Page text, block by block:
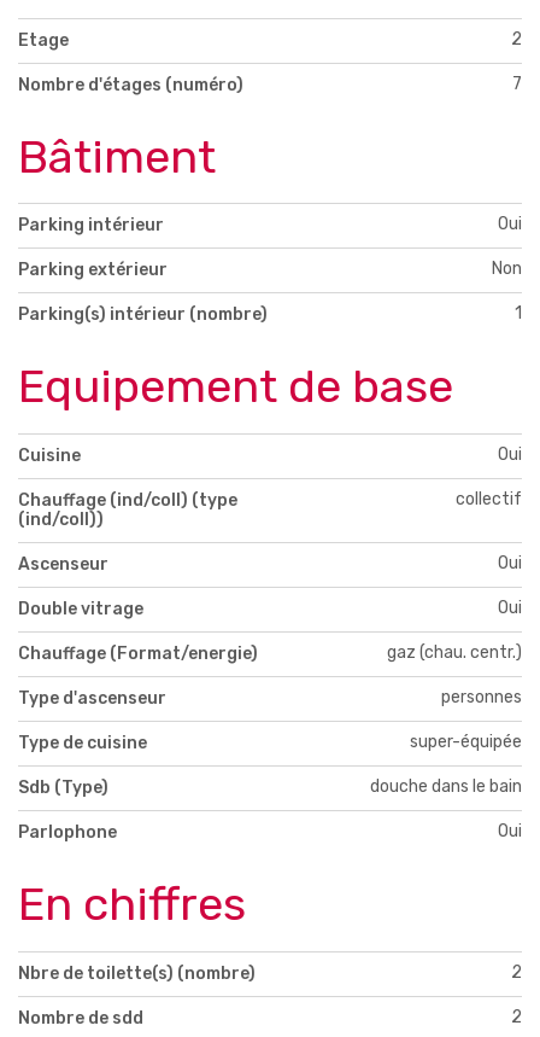
Etage 2
Nombre d'étages (numéro) 7
Bâtiment
Parking intérieur Oui
Parking extérieur Non
Parking(s) intérieur (nombre) 1
Equipement de base
Cuisine Oui
Chauffage (ind/coll) (type
(ind/coll))
collectif
Ascenseur Oui
Double vitrage Oui
Chauffage (Format/energie) gaz (chau. centr.)
Type d'ascenseur personnes
Type de cuisine super-équipée
Sdb (Type) douche dans le bain
Parlophone Oui
En chiffres
Nbre de toilette(s) (nombre) 2
Nombre de sdd 2